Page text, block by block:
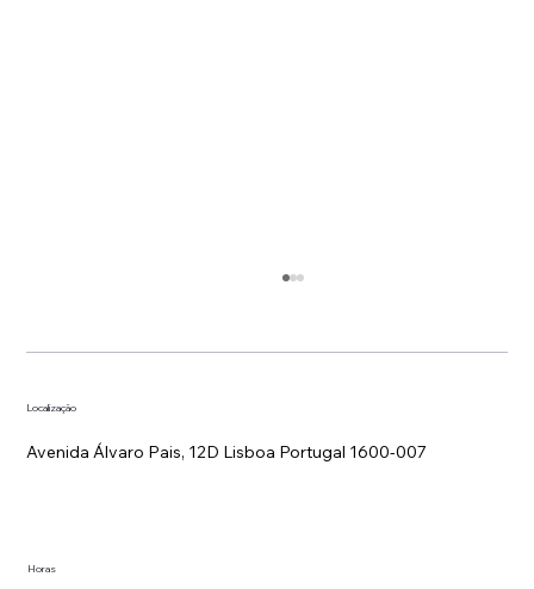
Localização
Avenida Álvaro Pais, 12D Lisboa Portugal 1600-007
Horas